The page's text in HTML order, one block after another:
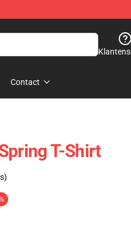
Contact
T-Shirt